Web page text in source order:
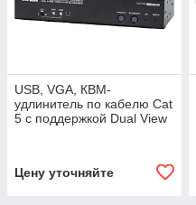
USB, VGA, КВМ-
удлинитель по кабелю Cat
5 с поддержкой Dual View
Цену уточняйте